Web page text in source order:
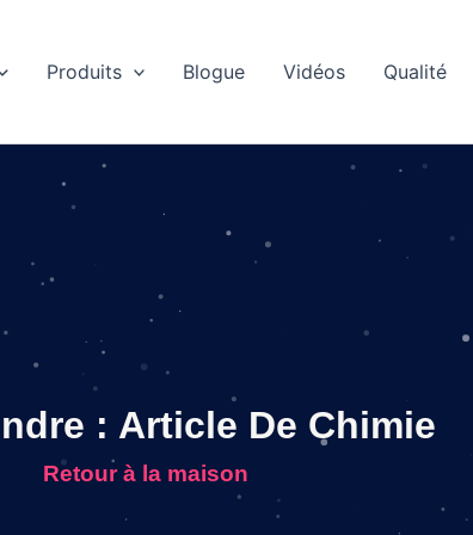
Produits Blogue Vidéos Qualité
: Article De Chimie
Retour à la maison